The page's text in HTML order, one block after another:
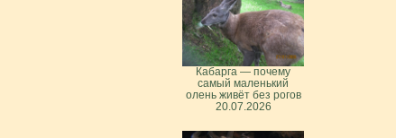
Кабарга — почему
самый маленький
олень живёт без рогов
20.07.2026